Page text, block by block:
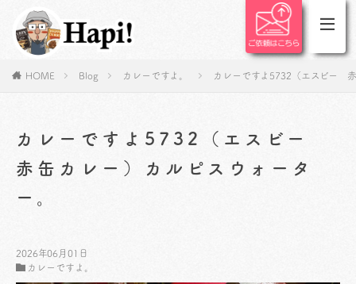
HOME Blog カレーですよ。 カレーですよ5732（エスビー
カレーですよ5732（エスビー
赤缶カレー）カルピスウォータ
ー。
2026年06月01日
カレーですよ。